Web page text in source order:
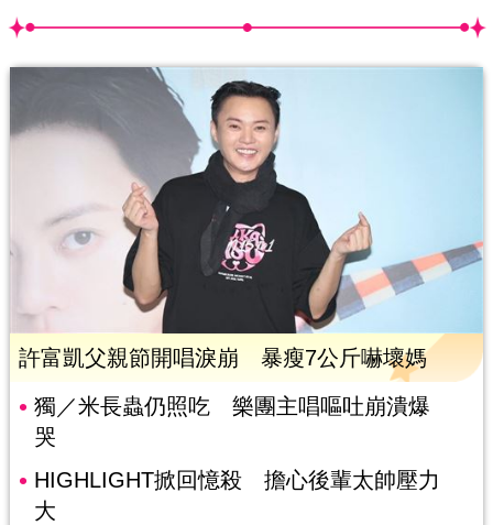
許富凱父親節開唱淚崩 暴瘦7公斤嚇壞媽
獨／米長蟲仍照吃 樂團主唱嘔吐崩潰爆
哭
HIGHLIGHT掀回憶殺 擔心後輩太帥壓力
大